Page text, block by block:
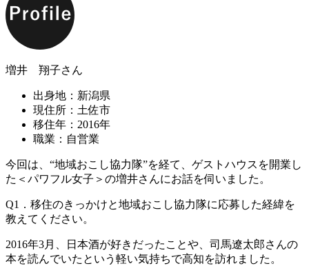
増井 翔子さん
出身地：新潟県
現住所：土佐市
移住年：2016年
職業：自営業
今回は、“地域おこし協力隊”を経て、ゲストハウスを開業し
た＜パワフル女子＞の増井さんにお話を伺いました。
Q1．移住のきっかけと地域おこし協力隊に応募した経緯を
教えてください。
2016年3月、日本酒が好きだったことや、司馬遼太郎さんの
本を読んでいたという軽い気持ちで高知を訪れました。